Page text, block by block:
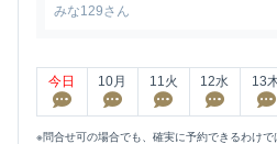
みな129さん
今日 10月 11火 12水 13
※問合せ可の場合でも、確実に予約できるわけで